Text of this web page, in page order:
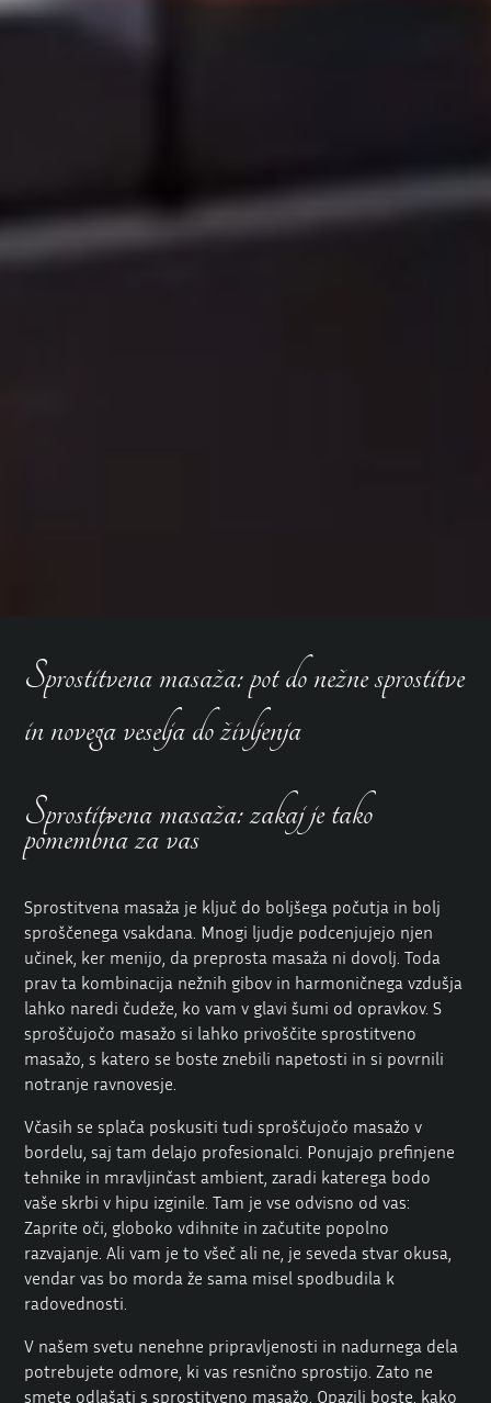
Sprostitvena masaža: pot do nežne sprostitve
in novega veselja do življenja
Sprostitvena masaža: zakaj je tako
pomembna za vas
Sprostitvena masaža je ključ do boljšega počutja in bolj
sproščenega vsakdana. Mnogi ljudje podcenjujejo njen
učinek, ker menijo, da preprosta masaža ni dovolj. Toda
prav ta kombinacija nežnih gibov in harmoničnega vzdušja
lahko naredi čudeže, ko vam v glavi šumi od opravkov. S
sproščujočo masažo si lahko privoščite sprostitveno
masažo, s katero se boste znebili napetosti in si povrnili
notranje ravnovesje.
Včasih se splača poskusiti tudi sproščujočo masažo v
bordelu, saj tam delajo profesionalci. Ponujajo prefinjene
tehnike in mravljinčast ambient, zaradi katerega bodo
vaše skrbi v hipu izginile. Tam je vse odvisno od vas:
Zaprite oči, globoko vdihnite in začutite popolno
razvajanje. Ali vam je to všeč ali ne, je seveda stvar okusa,
vendar vas bo morda že sama misel spodbudila k
radovednosti.
V našem svetu nenehne pripravljenosti in nadurnega dela
potrebujete odmore, ki vas resnično sprostijo. Zato ne
smete odlašati s sprostitveno masažo. Opazili boste, kako